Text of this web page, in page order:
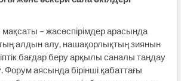
– жасөспірімдер арасында
алдын алу, нашақорлықтың зиянын
бағдар беру арқылы саналы таңдау
Форум аясында бірінші қабаттағы